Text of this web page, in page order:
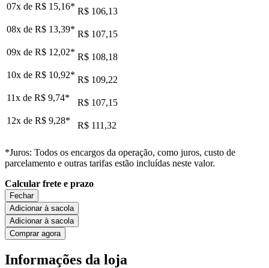
07x de R$ 15,16* R$ 106,13
08x de R$ 13,39* R$ 107,15
09x de R$ 12,02* R$ 108,18
10x de R$ 10,92* R$ 109,22
11x de R$ 9,74*
R$ 107,15
12x de R$ 9,28* R$ 111,32
*Juros: Todos os encargos da operação, como juros, custo de
parcelamento e outras tarifas estão incluídas neste valor.
Calcular frete e prazo
Fechar
Adicionar à sacola
Adicionar à sacola
Comprar agora
Informações da loja